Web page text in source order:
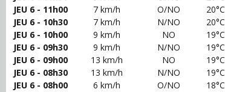
JEU 6 - 11h00
7 km/h O/NO 20°C
JEU 6 - 10h30
7 km/h N/NO 20°C
JEU 6 - 10h00
9 km/h NO 19°C
JEU 6 - 09h30
9 km/h N/NO 19°C
JEU 6 - 09h00
13 km/h NO 19°C
JEU 6 - 08h30
13 km/h N/NO 19°C
JEU 6 - 08h00
6 km/h O/NO 18°C